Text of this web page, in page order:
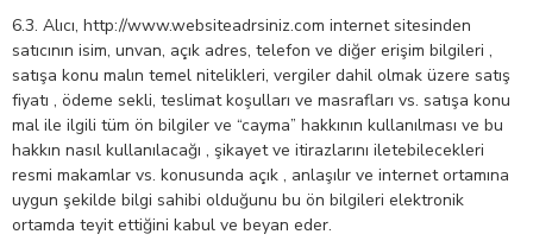
6.3. Alıcı, http://www.websiteadrsiniz.com internet sitesinden
satıcının isim, unvan, açık adres, telefon ve diğer erişim bilgileri ,
satışa konu malın temel nitelikleri, vergiler dahil olmak üzere satış
fiyatı , ödeme sekli, teslimat koşulları ve masrafları vs. satışa konu
mal ile ilgili tüm ön bilgiler ve “cayma” hakkının kullanılması ve bu
hakkın nasıl kullanılacağı , şikayet ve itirazlarını iletebilecekleri
resmi makamlar vs. konusunda açık , anlaşılır ve internet ortamına
uygun şekilde bilgi sahibi olduğunu bu ön bilgileri elektronik
ortamda teyit ettiğini kabul ve beyan eder.